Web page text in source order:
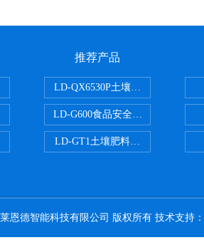
推荐产品
LD-QX6530P土壤氧化还原电位检
LD-G600食品安全检测仪
LD-GT1土壤肥料养分检测仪
恩德智能科技有限公司 版权所有 技术支持：